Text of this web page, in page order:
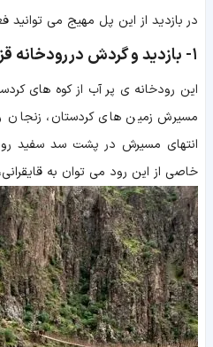
در بازدید از این پل مهیج می توانید
۱- بازدید و گردش دررودخانه
این رودخانه ی پر آب از کوه های
مسیرش زمین های کردستان، زنجان
انتهای مسیرش در پشت سد سفید
خاصی از این رود می توان به